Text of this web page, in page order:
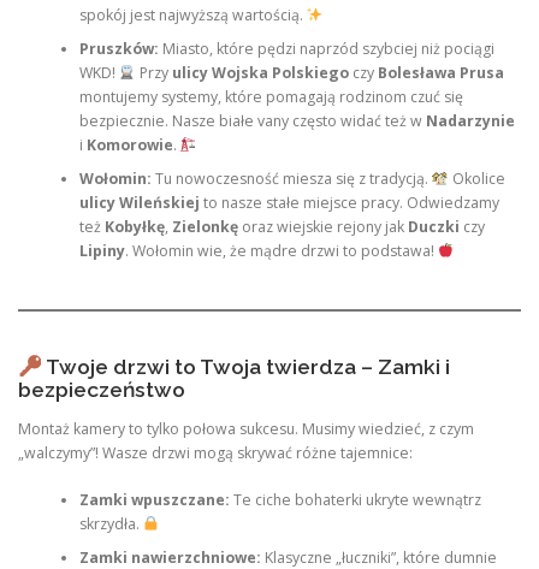
spokój jest najwyższą wartością.
Pruszków: Miasto, które pędzi naprzód szybciej niż pociągi
WKD!
Przy ulicy Wojska Polskiegoczy Bolesława Prusa
montujemy systemy, które pomagają rodzinom czuć się
bezpiecznie. Nasze białe vany często widać też w Nadarzynie
i Komorowie.
Wołomin: Tu nowoczesność miesza się z tradycją.
Okolice
ulicy Wileńskiej to nasze stałe miejsce pracy. Odwiedzamy
też Kobyłkę, Zielonkęoraz wiejskie rejony jak Duczki czy
Lipiny. Wołomin wie, że mądre drzwi to podstawa!
Twoje drzwi to Twoja twierdza – Zamki i
bezpieczeństwo
Montaż kamery to tylko połowa sukcesu. Musimy wiedzieć, z czym
„walczymy”! Wasze drzwi mogą skrywać różne tajemnice:
Zamki wpuszczane: Te ciche bohaterki ukryte wewnątrz
skrzydła.
Zamki nawierzchniowe: Klasyczne „łuczniki”, które dumnie